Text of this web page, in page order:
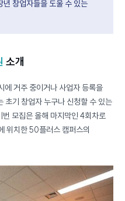
는
소개
마지막인 4회차로
위치한 50플러스 캠퍼스의